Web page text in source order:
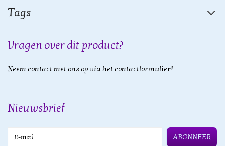
Tags
Vragen over dit product?
Neem contact met ons op via het contactformulier!
Nieuwsbrief
ABONNEER